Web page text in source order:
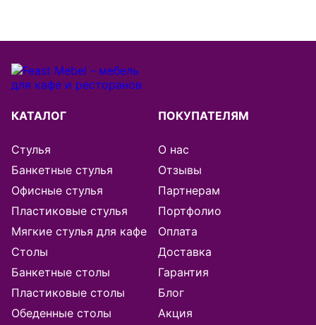
Альметьевск
Архангельск
Астана
Балашиха
Барнаул
Белгород
КАТАЛОГ
Стулья
Банкетные стулья
Офисные стулья
Пластиковые стулья
Мягкие стулья для кафе
Столы
Банкетные столы
Пластиковые столы
Обеденные столы
ПОКУПАТЕЛЯМ
О нас
Отзывы
Партнерам
Портфолио
Оплата
Доставка
Гарантия
Блог
Акция